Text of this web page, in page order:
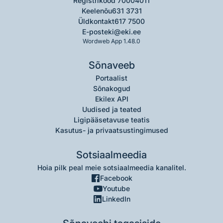
Keelenõu631 3731
Üldkontakt617 7500
E-posteki@eki.ee
Wordweb App 1.48.0
Sõnaveeb
Portaalist
Sõnakogud
Ekilex API
Uudised ja teated
Ligipääsetavuse teatis
Kasutus- ja privaatsustingimused
Sotsiaalmeedia
Hoia pilk peal meie sotsiaalmeedia kanalitel.
Facebook
Youtube
LinkedIn